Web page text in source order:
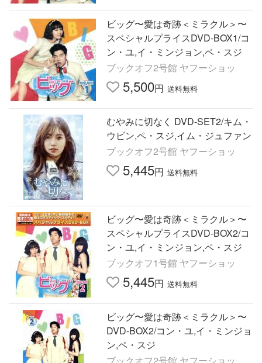
ビッグ〜愛は奇跡＜ミラクル＞〜
スペシャルプライスDVD-BOX1/コ
ン・ユ,イ・ミンジョン,ペ・スジ
ブックオフ2号館 ヤフーショッ
5,500円 送料無料
むやみに切なく DVD-SET2/キム・
ウビン,ペ・スジ,イム・ジュファン
ブックオフ2号館 ヤフーショッ
5,445円 送料無料
ビッグ〜愛は奇跡＜ミラクル＞〜
スペシャルプライスDVD-BOX2/コ
ン・ユ,イ・ミンジョン,ペ・スジ
ブックオフ1号館 ヤフーショッ
5,445円 送料無料
ビッグ〜愛は奇跡＜ミラクル＞〜
DVD-BOX2/コン・ユ,イ・ミンジョ
ン,ペ・スジ